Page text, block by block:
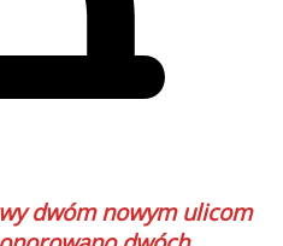
dwóm nowym ulicom